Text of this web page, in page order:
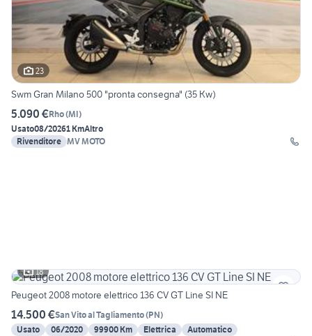
23
Swm Gran Milano 500 "pronta consegna" (35 Kw)
5.090 €Rho(MI)
Usato08/20261 KmAltro
Rivenditore MV MOTO
18
Peugeot 2008 motore elettrico 136 CV GT Line SI NE
14.500 €San Vito al Tagliamento(PN)
Usato
06/2020 99900 Km Elettrica
Automatico